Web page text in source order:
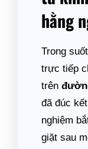
hằng
Trong
trực tiếp
trên
đã đúc
nghiệm
giặt sau